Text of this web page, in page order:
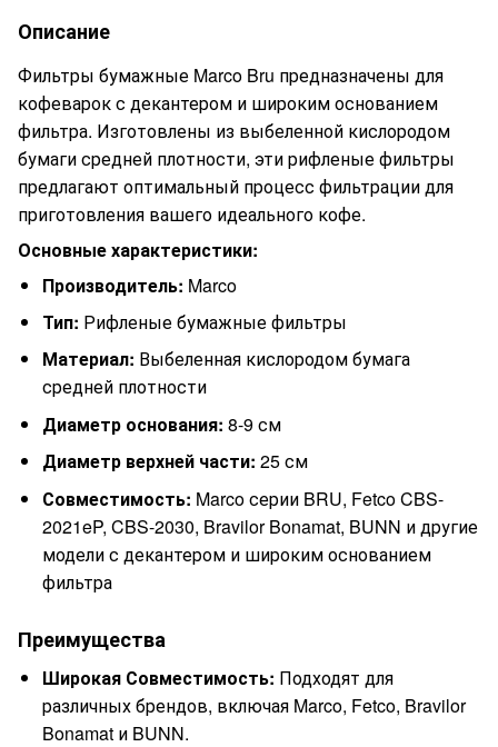
Описание
Фильтры бумажные Marco Bru предназначены для
кофеварок с декантером и широким основанием
фильтра. Изготовлены из выбеленной кислородом
бумаги средней плотности, эти рифленые фильтры
предлагают оптимальный процесс фильтрации для
приготовления вашего идеального кофе.
Основные характеристики:
Производитель: Marco
Тип: Рифленые бумажные фильтры
Материал: Выбеленная кислородом бумага
средней плотности
Диаметр основания: 8-9 см
Диаметр верхней части: 25 см
Совместимость: Marco серии BRU, Fetco CBS-
2021eP, CBS-2030, Bravilor Bonamat, BUNN и другие
модели с декантером и широким основанием
фильтра
Преимущества
Широкая Совместимость: Подходят для
различных брендов, включая Marco, Fetco, Bravilor
Bonamat и BUNN.